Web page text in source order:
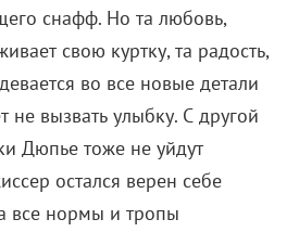
снафф. Но та любовь,
свою куртку, та радость,
во все новые детали
не вызвать улыбку. С другой
Дюпье тоже не уйдут
остался верен себе
все нормы и тропы